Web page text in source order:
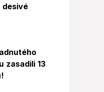
desivé
zasadili 13